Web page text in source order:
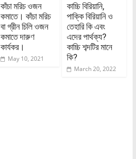
কাঁচা মরিচ ওজন
কমাতে। কাঁচা মরিচ
বা গ্রীন চিলি ওজন
কমাতে দারুণ
কার্যকর।
May 10, 2021
কাচ্চি বিরিয়ানি,
পাক্কি বিরিয়ানি ও
তেহারি কি এবং
এদের পার্থক্য?
কাচ্চি শব্দটির মানে
কি?
March 20, 2022